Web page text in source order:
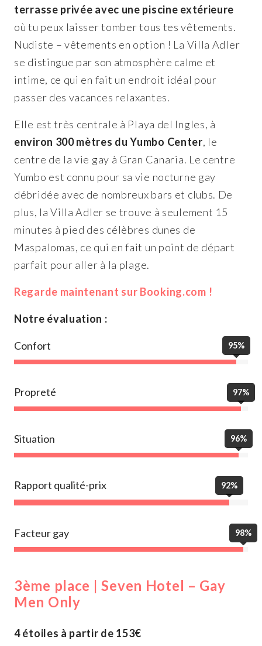
terrasse privée avec une piscine extérieure
où tu peux laisser tomber tous tes vêtements.
Nudiste – vêtements en option ! La Villa Adler
se distingue par son atmosphère calme et
intime, ce qui en fait un endroit idéal pour
passer des vacances relaxantes.
Elle est très centrale à Playa del Ingles, à
environ 300 mètres du Yumbo Center, le
centre de la vie gay à Gran Canaria. Le centre
Yumbo est connu pour sa vie nocturne gay
débridée avec de nombreux bars et clubs. De
plus, la Villa Adler se trouve à seulement 15
minutes à pied des célèbres dunes de
Maspalomas, ce qui en fait un point de départ
parfait pour aller à la plage.
Regarde maintenant sur Booking.com !
Notre évaluation :
Confort 95%
Propreté 97%
Situation 96%
Rapport qualité-prix 92%
Facteur gay 98%
3ème place | Seven Hotel – Gay
Men Only
4 étoiles à partir de 153€